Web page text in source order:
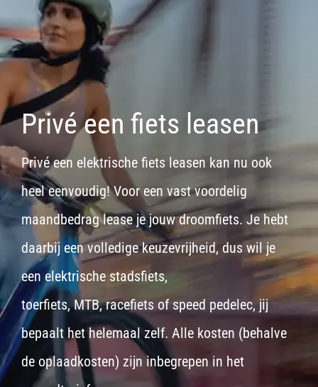
Privé een fiets leasen
Privé een elektrische fiets leasen kan nu ook
heel eenvoudig! Voor een vast voordelig
maandbedrag lease je jouw droomfiets. Je hebt
daarbij een volledige keuzevrijheid, dus wil je
eenelektrische stadsfiets,
toerfiets,MTB,racefietsof speed pedelec, jij
bepaalt het helemaal zelf. Alle kosten (behalve
de oplaadkosten) zijn inbegrepen in het